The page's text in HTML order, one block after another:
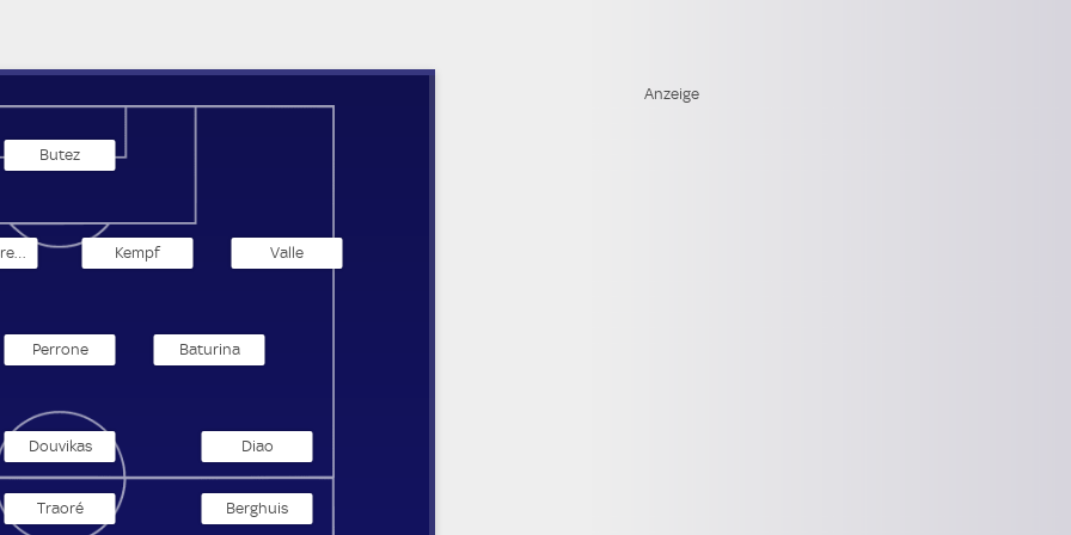
Butez
van der Brempt Kempf Valle
Perrone Baturina
Douvikas Diao
Berghuis
Traoré